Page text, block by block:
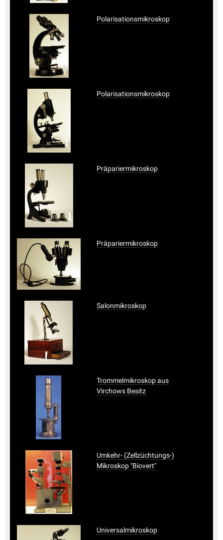
Polarisationsmikroskop
Polarisationsmikroskop
Präpariermikroskop
Präpariermikroskop
Salonmikroskop
Trommelmikroskop aus
Virchows Besitz
Umkehr- (Zellzüchtungs-)
Mikroskop "Biovert"
Universalmikroskop